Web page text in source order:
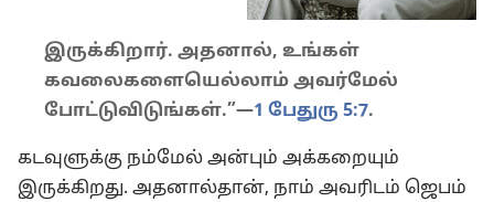
இருக்கிறார். அதனால், உங்கள்
கவலைகளையெல்லாம் அவர்மேல்
போட்டுவிடுங்கள்.”—1 பேதுரு 5:7.
கடவுளுக்கு நம்மேல் அன்பும் அக்கறையும்
இருக்கிறது. அதனால்தான், நாம் அவரிடம் ஜெபம்